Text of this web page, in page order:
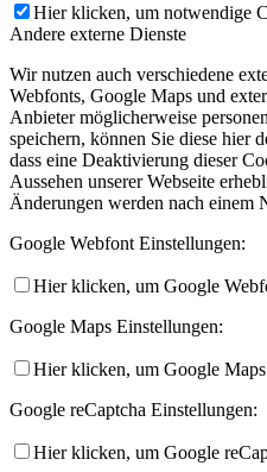
Hier klicken, um notwendige
Andere externe Dienste
Wir nutzen auch verschiedene
Webfonts, Google Maps und
Anbieter möglicherweise
speichern, können Sie diese hier
dass eine Deaktivierung dieser
Aussehen unserer Webseite
Änderungen werden nach einem
Google Webfont Einstellungen:
Hier klicken, um Google
Google Maps Einstellungen:
Hier klicken, um Google
Google reCaptcha Einstellungen:
Hier klicken, um Google